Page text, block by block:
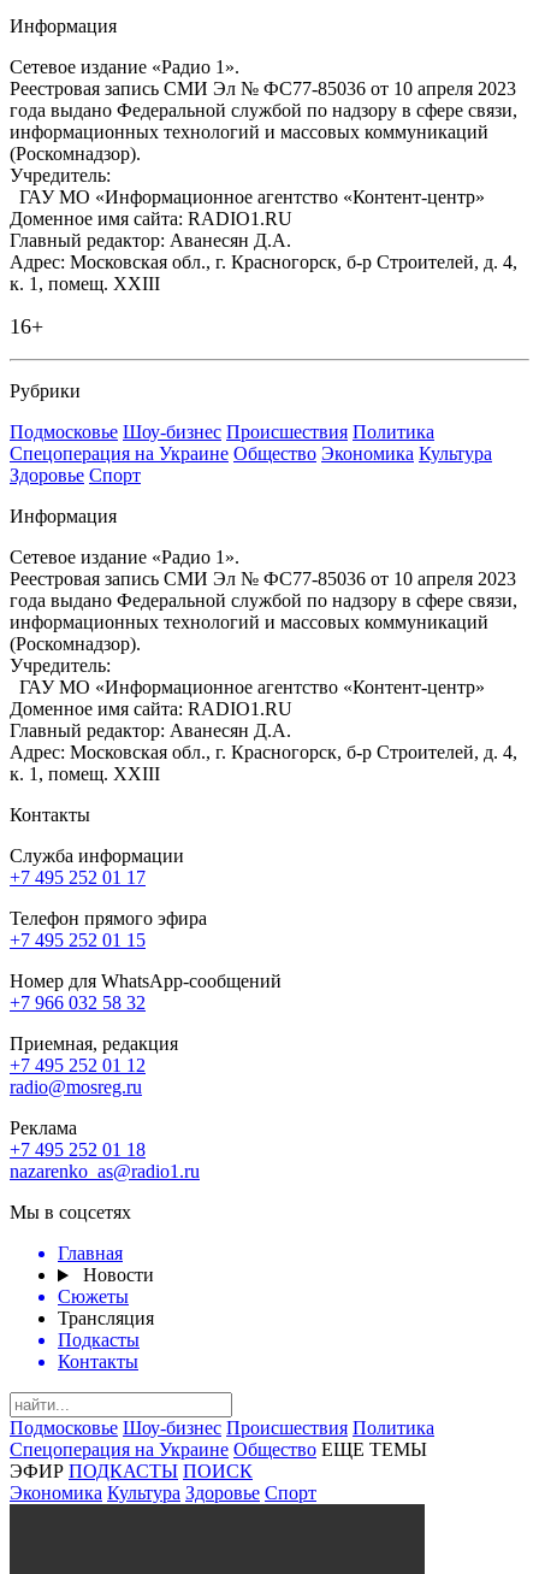
Информация
Сетевое издание «Радио 1».
Реестровая запись СМИ Эл № ФС77-85036 от 10 апреля 2023
года выдано Федеральной службой по надзору в сфере связи,
информационных технологий и массовых коммуникаций
(Роскомнадзор).
Учредитель:
ГАУ МО «Информационное агентство «Контент-центр»
Доменное имя сайта: RADIO1.RU
Главный редактор: Аванесян Д.А.
Адрес: Московская обл., г. Красногорск, б-р Строителей, д. 4,
к. 1, помещ. XXIII
16+
Рубрики
Подмосковье Шоу-бизнес Происшествия Политика
Спецоперация на Украине Общество Экономика Культура
Здоровье Спорт
Информация
Сетевое издание «Радио 1».
Реестровая запись СМИ Эл № ФС77-85036 от 10 апреля 2023
года выдано Федеральной службой по надзору в сфере связи,
информационных технологий и массовых коммуникаций
(Роскомнадзор).
Учредитель:
ГАУ МО «Информационное агентство «Контент-центр»
Доменное имя сайта: RADIO1.RU
Главный редактор: Аванесян Д.А.
Адрес: Московская обл., г. Красногорск, б-р Строителей, д. 4,
к. 1, помещ. XXIII
Контакты
Служба информации
+7 495 252 01 17
Телефон прямого эфира
+7 495 252 01 15
Номер для WhatsApp-сообщений
+7 966 032 58 32
Приемная, редакция
+7 495 252 01 12
radio@mosreg.ru
Реклама
+7 495 252 01 18
nazarenko_as@radio1.ru
Мы в соцсетях
Главная
Новости
Сюжеты
Трансляция
Подкасты
Контакты
Подмосковье Шоу-бизнес Происшествия Политика
Спецоперация на Украине Общество ЕЩЕ ТЕМЫ
ЭФИР ПОДКАСТЫ ПОИСК
Экономика Культура Здоровье Спорт